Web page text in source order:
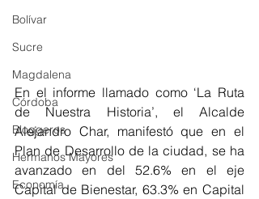
Bolívar
Sucre
Magdalena
Córdoba
Bloggeros
Hermanos Mayores
Economía
En el informe llamado como ‘La Ruta
de Nuestra Historia’, el Alcalde
Alejandro Char, manifestó que en el
Plan de Desarrollo de la ciudad, se ha
avanzado en del 52.6% en el eje
Capital de Bienestar, 63.3% en Capital